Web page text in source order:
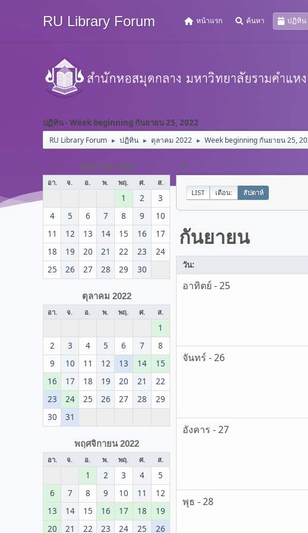
RU Library Forum หน้าแรก ค้นหา ปฏิทิน
ปฏิทิน - Week beginning กันยายน 25, 2022
RU Library Forum ► ปฏิทิน ► ตุลาคม 2022 ► Week beginning กันยายน 25,
กันยายน 2022
อา. จ. อ. พ. พฤ. ศ. ส.
1 2
3
4
5 6 7 8 9
10
11
12 13 14 15 16
17
18
19 20 21 22 23
24
25
26 27 28 29 30
ตุลาคม 2022
อา. จ. อ. พ. พฤ. ศ. ส.
1
2
3 4 5 6 7
8
9
10 11 12 13 14
15
16
17 18 19 20 21
22
23
24 25 26 27 28
29
30
31
พฤศจิกายน 2022
อา. จ. อ. พ. พฤ. ศ. ส.
1 2 3 4
5
6
7 8 9 10 11
12
13
14 15 16 17 18
19
20
21 22 23 24 25
26
«
LIST เดือน: สัปดาห์
กันยายน
วัน:
อาทิตย์ - 25
จันทร์ - 26
อังคาร - 27
พุธ - 28